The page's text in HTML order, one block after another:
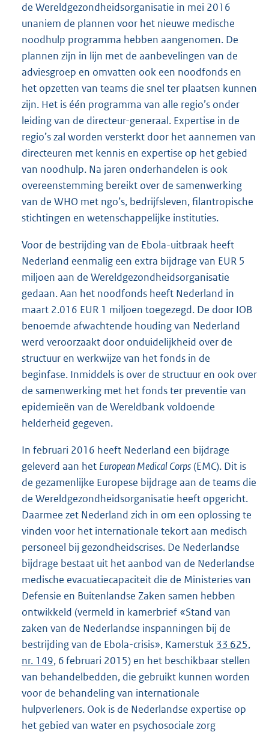
de Wereldgezondheidsorganisatie in mei 2016
unaniem de plannen voor het nieuwe medische
noodhulp programma hebben aangenomen. De
plannen zijn in lijn met de aanbevelingen van de
adviesgroep en omvatten ook een noodfonds en
het opzetten van teams die snel ter plaatsen kunnen
zijn. Het is één programma van alle regio’s onder
leiding van de directeur-generaal. Expertise in de
regio’s zal worden versterkt door het aannemen van
directeuren met kennis en expertise op het gebied
van noodhulp. Na jaren onderhandelen is ook
overeenstemming bereikt over de samenwerking
van de WHO met ngo’s, bedrijfsleven, filantropische
stichtingen en wetenschappelijke instituties.
Voor de bestrijding van de Ebola-uitbraak heeft
Nederland eenmalig een extra bijdrage van EUR 5
miljoen aan de Wereldgezondheidsorganisatie
gedaan. Aan het noodfonds heeft Nederland in
maart 2.016 EUR 1 miljoen toegezegd. De door IOB
benoemde afwachtende houding van Nederland
werd veroorzaakt door onduidelijkheid over de
structuur en werkwijze van het fonds in de
beginfase. Inmiddels is over de structuur en ook over
de samenwerking met het fonds ter preventie van
epidemieën van de Wereldbank voldoende
helderheid gegeven.
In februari 2016 heeft Nederland een bijdrage
geleverd aan het European Medical Corps(EMC). Dit is
de gezamenlijke Europese bijdrage aan de teams die
de Wereldgezondheidsorganisatie heeft opgericht.
Daarmee zet Nederland zich in om een oplossing te
vinden voor het internationale tekort aan medisch
personeel bij gezondheidscrises. De Nederlandse
bijdrage bestaat uit het aanbod van de Nederlandse
medische evacuatiecapaciteit die de Ministeries van
Defensie en Buitenlandse Zaken samen hebben
ontwikkeld (vermeld in kamerbrief «Stand van
zaken van de Nederlandse inspanningen bij de
bestrijding van de Ebola-crisis», Kamerstuk 33 625,
nr. 149, 6 februari 2015) en het beschikbaar stellen
van behandelbedden, die gebruikt kunnen worden
voor de behandeling van internationale
hulpverleners. Ook is de Nederlandse expertise op
het gebied van water en psychosociale zorg